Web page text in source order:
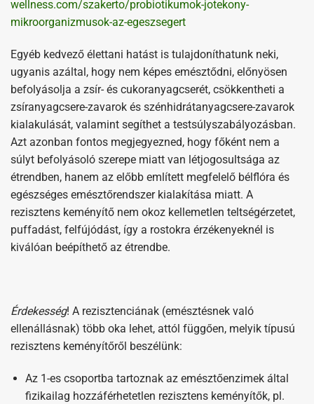
wellness.com/szakerto/probiotikumok-jotekony-
mikroorganizmusok-az-egeszsegert
Egyéb kedvező élettani hatást is tulajdoníthatunk neki,
ugyanis azáltal, hogy nem képes emésztődni, előnyösen
befolyásolja a zsír- és cukoranyagcserét, csökkentheti a
zsíranyagcsere-zavarok és szénhidrátanyagcsere-zavarok
kialakulását, valamint segíthet a testsúlyszabályozásban.
Azt azonban fontos megjegyezned, hogy főként nem a
súlyt befolyásoló szerepe miatt van létjogosultsága az
étrendben, hanem az előbb említett megfelelő bélflóra és
egészséges emésztőrendszer kialakítása miatt. A
rezisztens keményítő nem okoz kellemetlen teltségérzetet,
puffadást, felfújódást, így a rostokra érzékenyeknél is
kiválóan beépíthető az étrendbe.
Érdekesség! A rezisztenciának (emésztésnek való
ellenállásnak) több oka lehet, attól függően, melyik típusú
rezisztens keményítőről beszélünk:
Az 1-es csoportba tartoznak az emésztőenzimek által
fizikailag hozzáférhetetlen rezisztens keményítők, pl.